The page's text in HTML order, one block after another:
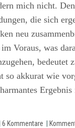
mich nicht.
die sich
neu
Voraus, was
bedeutet
akkurat wie
6 Kommentare